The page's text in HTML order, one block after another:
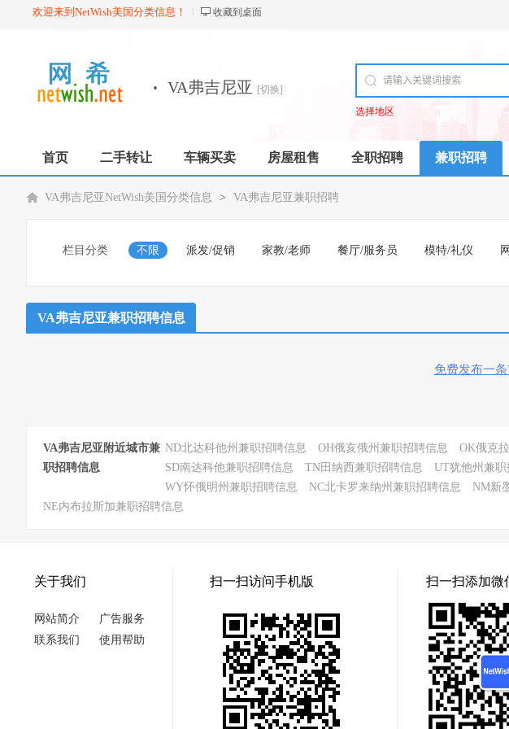
欢迎来到NetWish美国分类信息！ 收藏到桌面
· VA弗吉尼亚
[切换]
选择地区
首页 二手转让 车辆买卖 房屋租售 全职招聘 兼职招聘
VA弗吉尼亚NetWish美国分类信息 > VA弗吉尼亚兼职招聘
栏目分类 不限 派发/促销 家教/老师 餐厅/服务员 模特/礼仪
VA弗吉尼亚兼职招聘信息
免费发布一
VA弗吉尼亚附近城市兼
职招聘信息
ND北达科他州兼职招聘信息 OH俄亥俄州兼职招聘信息 OK俄克
SD南达科他兼职招聘信息
TN田纳西兼职招聘信息 UT犹他州兼职
WY怀俄明州兼职招聘信息
NC北卡罗来纳州兼职招聘信息 NM新
NE内布拉斯加兼职招聘信息
关于我们
网站简介
广告服务
联系我们
使用帮助
扫一扫访问手机版 扫一扫添加微